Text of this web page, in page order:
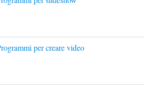
per creare video